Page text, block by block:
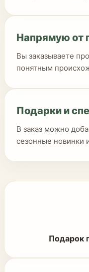
Напрямую от
Вы заказываете
понятным
Подарки и
В заказ можно
сезонные новинки
Подарок